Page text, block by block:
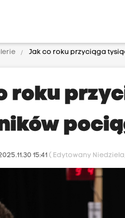
Jak co roku przyciąga
roku
15:41( Edytowany Niedziela,